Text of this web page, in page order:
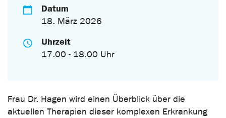
Datum
18. März 2026
Uhrzeit
17.00 - 18.00 Uhr
Frau Dr. Hagen wird einen Überblick über die
aktuellen Therapien dieser komplexen Erkrankung